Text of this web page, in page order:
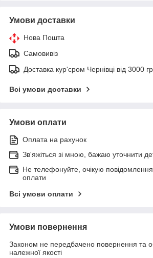
Умови доставки
Нова Пошта
Самовивіз
Доставка кур'єром Чернівці від 3000
Всі умови доставки
Умови оплати
Оплата на рахунок
Зв'яжіться зі мною, бажаю уточнити
Не телефонуйте, очікую повідомлення
оплати
Всі умови оплати
Умови повернення
Законом не передбачено повернення та
належної якості